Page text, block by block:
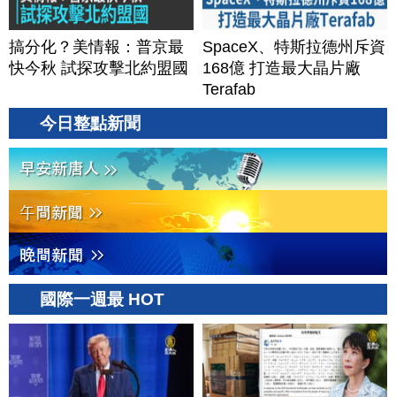
搞分化？美情報：普京最
快今秋 試探攻擊北約盟國
SpaceX、特斯拉德州斥資
168億 打造最大晶片廠
Terafab
今日整點新聞
國際一週最 HOT